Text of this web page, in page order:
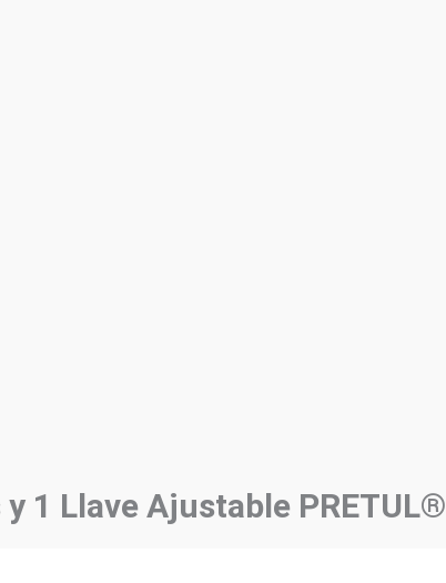
1 Llave Ajustable PRETUL®